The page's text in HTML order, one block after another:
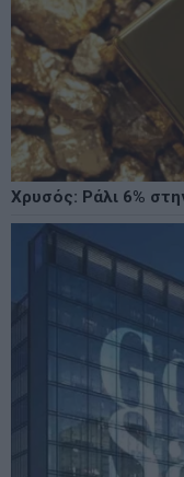
Χρυσός: Ράλι 6%